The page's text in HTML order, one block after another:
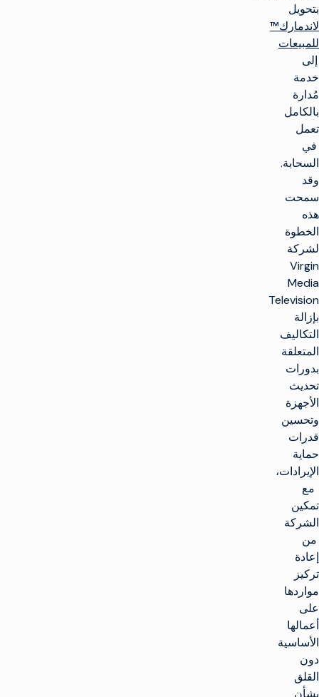
بتحويل
لاندمارك™
للمبيعات
إلى
خدمة
مُدارة
بالكامل
تعمل
في
السحابة.
وقد
سمحت
هذه
الخطوة
لشركة
Virgin
Media
Television
بإزالة
التكاليف
المتعلقة
بدورات
تحديث
الأجهزة
وتحسين
قدرات
حماية
الإيرادات،
مع
تمكين
الشركة
من
إعادة
تركيز
مواردها
على
أعمالها
الأساسية
دون
القلق
بشأن